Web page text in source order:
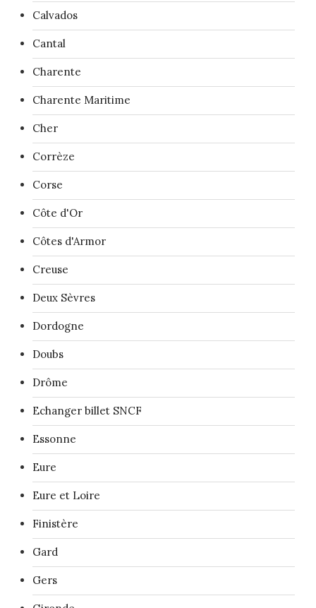
Calvados
Cantal
Charente
Charente Maritime
Cher
Corrèze
Corse
Côte d'Or
Côtes d'Armor
Creuse
Deux Sèvres
Dordogne
Doubs
Drôme
Echanger billet SNCF
Essonne
Eure
Eure et Loire
Finistère
Gard
Gers